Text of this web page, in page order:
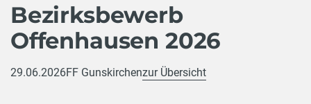
Bezirksbewerb
Offenhausen 2026
29.06.2026FF Gunskirchenzur Übersicht